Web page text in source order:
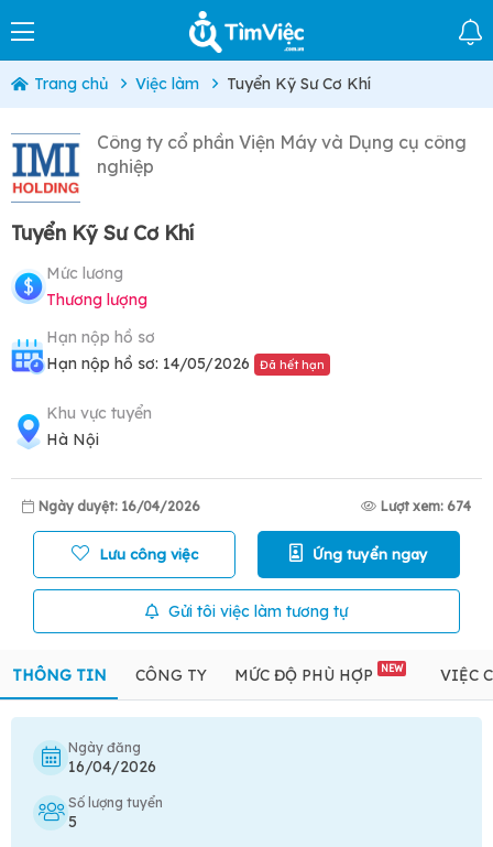
Trang chủ Việc làm Tuyển Kỹ Sư Cơ Khí
Công ty cổ phần Viện Máy và Dụng cụ công
nghiệp
Tuyển Kỹ Sư Cơ Khí
Mức lương
Thương lượng
Hạn nộp hồ sơ
Hạn nộp hồ sơ: 14/05/2026
Đã hết hạn
Khu vực tuyển
Hà Nội
Ngày duyệt: 16/04/2026 Lượt xem: 674
Lưu công việc Ứng tuyển ngay
Gửi tôi việc làm tương tự
THÔNG TIN CÔNG TY MỨC ĐỘ PHÙ HỢP NEW VIỆC
Ngày đăng
16/04/2026
Số lượng tuyển
5